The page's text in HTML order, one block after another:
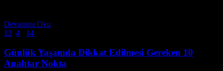
Devamını Oku
1 2 4 14
Günlük Yaşamda Dikkat Edilmesi Gereken 10
Anahtar Nokta